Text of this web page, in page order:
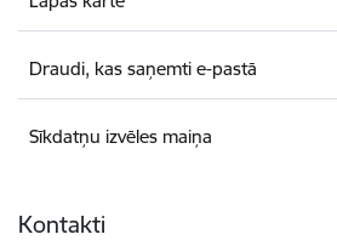
Draudi, kas saņemti e-pastā
Sīkdatņu izvēles maiņa
Kontakti